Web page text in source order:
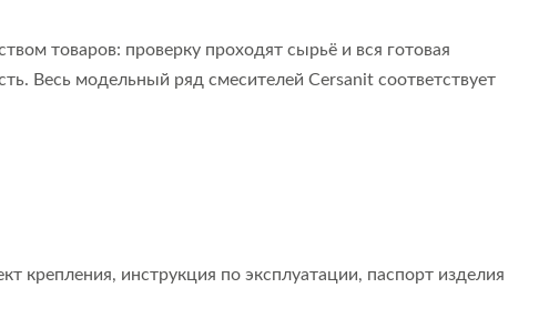
товаров: проверку проходят сырьё и вся готовая
Весь модельный ряд смесителей Cersanit соответствует
крепления, инструкция по эксплуатации, паспорт изделия